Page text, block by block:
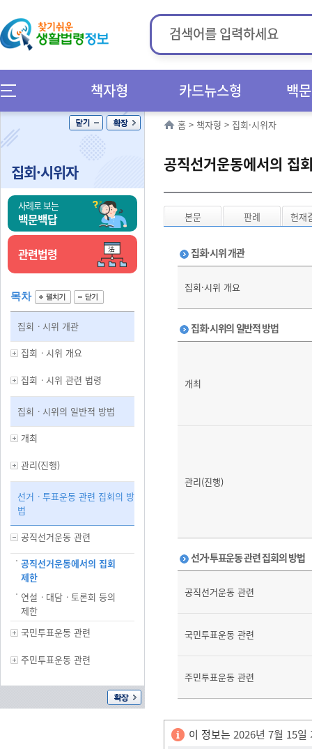
책자형 카드뉴스형 백
집회·시위자
사례로 보는
백문백답
관련법령
목차
집회ㆍ시위 개관
집회ㆍ시위 개요
집회ㆍ시위 관련 법령
집회ㆍ시위의 일반적 방법
개최
관리(진행)
선거ㆍ투표운동 관련 집회의 방
법
공직선거운동 관련
공직선거운동에서의 집회
제한
연설ㆍ대담ㆍ토론회 등의
제한
국민투표운동 관련
주민투표운동 관련
홈 > 책자형 > 집회·시위자
공직선거운동에서의 집
본문 판례 헌재
집회·시위 개관
집회·시위 개요
집회·시위의 일반적 방법
개최
관리(진행)
선거·투표운동 관련 집회의 방법
공직선거운동 관련
국민투표운동 관련
주민투표운동 관련
이 정보는 2026년 7월 15일